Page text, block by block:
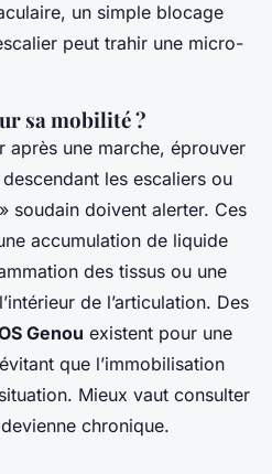
un simple blocage
peut trahir une micro-
sa mobilité ?
après une marche, éprouver
les escaliers ou
soudain doivent alerter. Ces
accumulation de liquide
des tissus ou une
de l’articulation. Des
Genou existent pour une
que l’immobilisation
Mieux vaut consulter
chronique.